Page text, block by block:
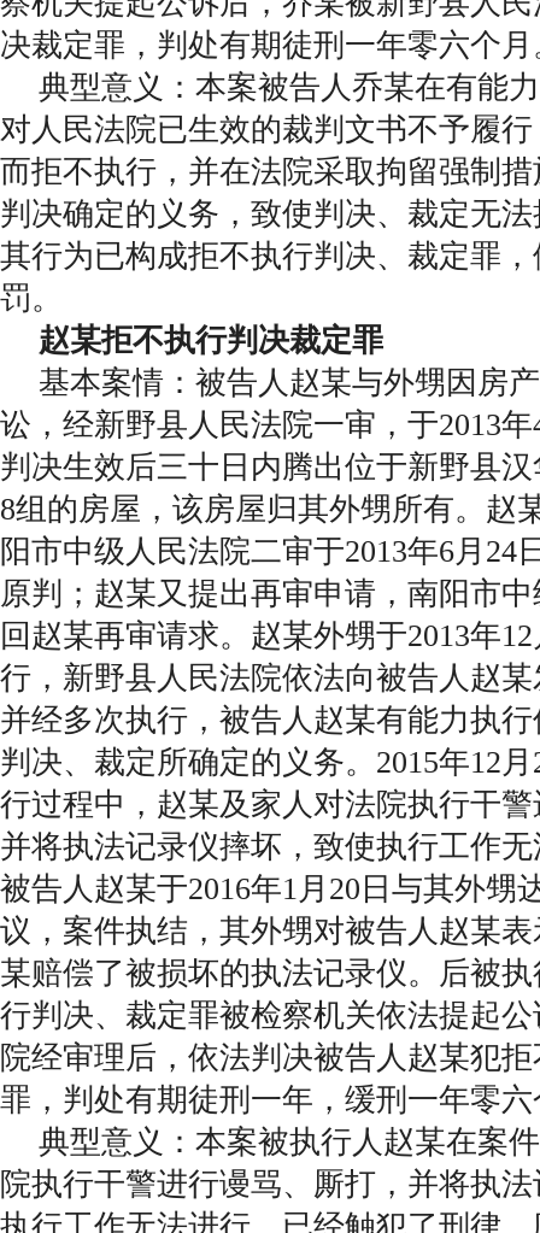
决裁定罪，判处有期徒刑一年零六个月
典型意义：本案被告人乔某在有能
对人民法院已生效的裁判文书不予履
而拒不执行，并在法院采取拘留强制
判决确定的义务，致使判决、裁定无
其行为已构成拒不执行判决、裁定罪
罚。
赵某拒不执行判决裁定罪
基本案情：被告人赵某与外甥因房
讼，经新野县人民法院一审，于2013
判决生效后三十日内腾出位于新野县
8组的房屋，该房屋归其外甥所有。赵
阳市中级人民法院二审于2013年6月24
原判；赵某又提出再审申请，南阳市
回赵某再审请求。赵某外甥于2013年
行，新野县人民法院依法向被告人赵
并经多次执行，被告人赵某有能力执
判决、裁定所确定的义务。2015年12
行过程中，赵某及家人对法院执行干
并将执法记录仪摔坏，致使执行工作
被告人赵某于2016年1月20日与其外甥
议，案件执结，其外甥对被告人赵某
某赔偿了被损坏的执法记录仪。后被
行判决、裁定罪被检察机关依法提起
院经审理后，依法判决被告人赵某犯
罪，判处有期徒刑一年，缓刑一年零
典型意义：本案被执行人赵某在案
院执行干警进行谩骂、厮打，并将执